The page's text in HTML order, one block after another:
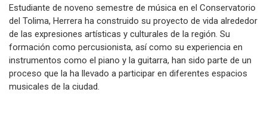
Estudiante de noveno semestre de música en el Conservatorio
del Tolima, Herrera ha construido su proyecto de vida alrededor
de las expresiones artísticas y culturales de la región. Su
formación como percusionista, así como su experiencia en
instrumentos como el piano y la guitarra, han sido parte de un
proceso que la ha llevado a participar en diferentes espacios
musicales de la ciudad.